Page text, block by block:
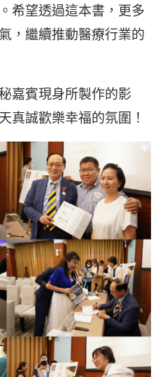
希望透過這本書，更多
，繼續推動醫療行業的
嘉賓現身所製作的影
真誠歡樂幸福的氛圍！